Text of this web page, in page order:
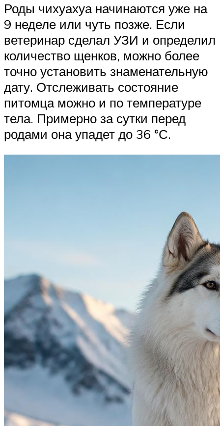
Роды чихуахуа начинаются уже на
9 неделе или чуть позже. Если
ветеринар сделал УЗИ и определил
количество щенков, можно более
точно установить знаменательную
дату. Отслеживать состояние
питомца можно и по температуре
тела. Примерно за сутки перед
родами она упадет до 36 °С.